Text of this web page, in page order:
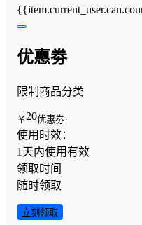
优惠劵
限制商品分类
￥ 20优惠劵
使用时效：
1天内使用有效
领取时间
随时领取
立刻领取